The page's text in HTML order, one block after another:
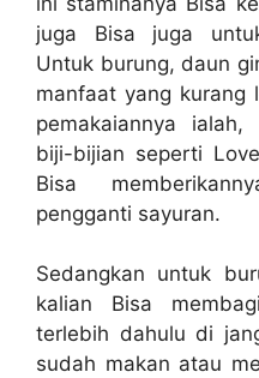
juga Bisa juga
Untuk burung, daun
manfaat yang kurang
pemakaiannya
biji-bijian seperti
Bisa
pengganti sayuran.
Sedangkan untuk
kalian Bisa
terlebih dahulu di
sudah makan atau